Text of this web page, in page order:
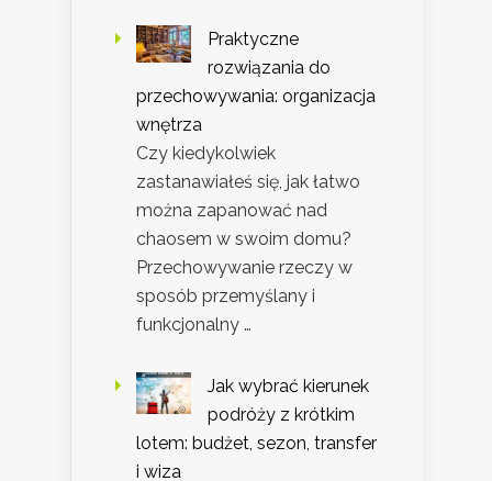
Praktyczne
rozwiązania do
przechowywania: organizacja
wnętrza
Czy kiedykolwiek
zastanawiałeś się, jak łatwo
można zapanować nad
chaosem w swoim domu?
Przechowywanie rzeczy w
sposób przemyślany i
funkcjonalny …
Jak wybrać kierunek
podróży z krótkim
lotem: budżet, sezon, transfer
i wiza